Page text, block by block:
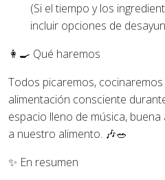
(Si el tiempo y los
incluir opciones de
👩‍🍳 Qué haremos
Todos picaremos,
alimentación consciente
espacio lleno de música,
a nuestro alimento. 🎶🥗
✨ En resumen